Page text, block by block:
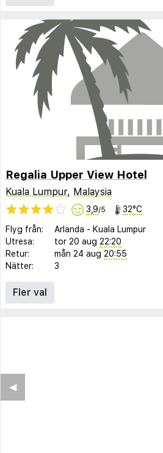
Regalia Upper View Hotel
Kuala Lumpur, Malaysia
3,9/5 32°C
Flyg från: Arlanda - Kuala Lumpur
Utresa:
tor 20 aug 22:20
Retur:
mån 24 aug 20:55
Nätter:
3
Fler val
◀︎